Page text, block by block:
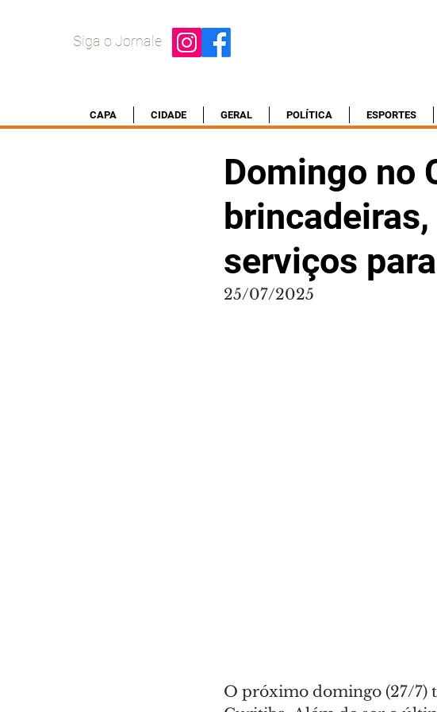
Siga o Jornale
CAPA CIDADE GERAL POLÍTICA ESPORTES
Domingo no
serviços
25/07/2025
O próximo domingo (27/7)